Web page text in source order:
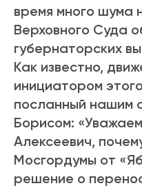
время много
Верховного Суда
губернаторских
Как известно,
инициатором
посланный нашим
Борисом:
Алексеевич,
Мосгордумы от
решение о